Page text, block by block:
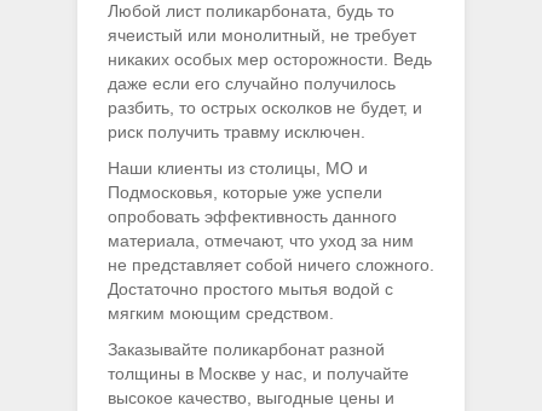
Любой лист поликарбоната, будь то
ячеистый или монолитный, не требует
никаких особых мер осторожности. Ведь
даже если его случайно получилось
разбить, то острых осколков не будет, и
риск получить травму исключен.
Наши клиенты из столицы, МО и
Подмосковья, которые уже успели
опробовать эффективность данного
материала, отмечают, что уход за ним
не представляет собой ничего сложного.
Достаточно простого мытья водой с
мягким моющим средством.
Заказывайте поликарбонат разной
толщины в Москве у нас, и получайте
высокое качество, выгодные цены и